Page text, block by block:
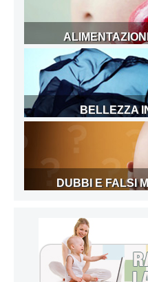
BELLEZZA
DUBBI E FALSI